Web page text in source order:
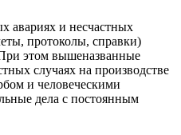
авариях и несчастных
протоколы, справки)
этом вышеназванные
случаях на производстве
и человеческими
дела с постоянным